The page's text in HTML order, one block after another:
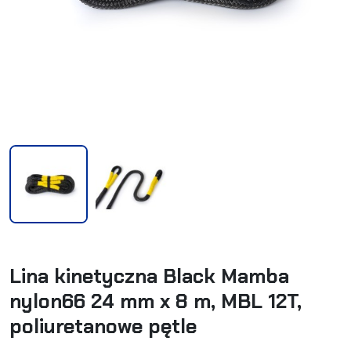
Lina kinetyczna Black Mamba
nylon66 24 mm x 8 m, MBL 12T,
poliuretanowe pętle